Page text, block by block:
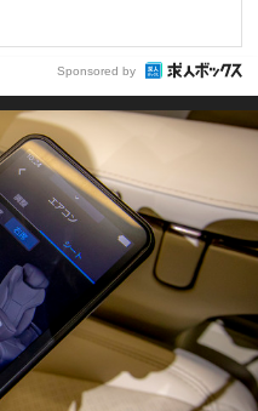
Sponsored by